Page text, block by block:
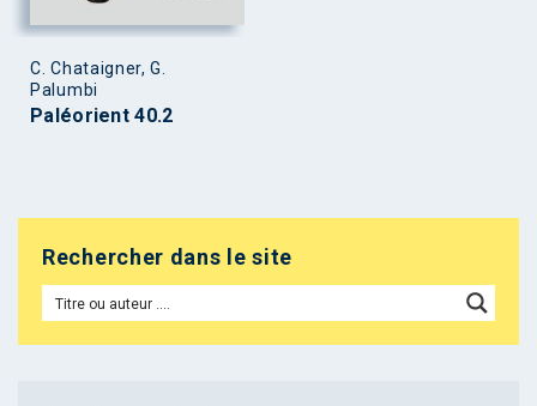
C. Chataigner, G.
Palumbi
Paléorient 40.2
Rechercher dans le site